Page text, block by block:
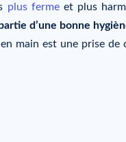
plus fermeet plus
d’une bonne
main est une prise de